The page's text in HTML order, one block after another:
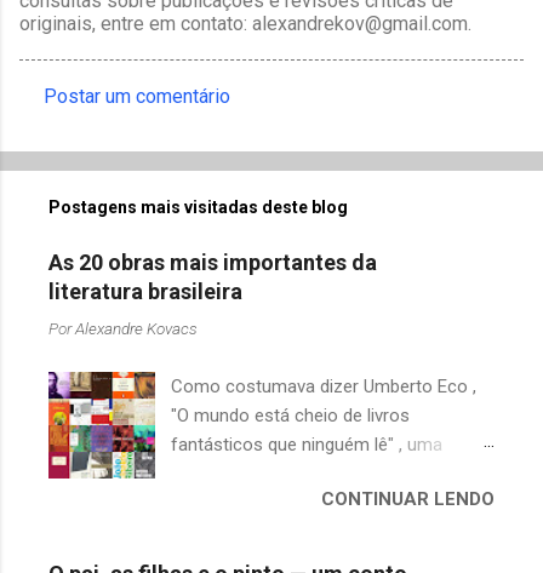
originais, entre em contato: alexandrekov@gmail.com.
o
n
t
á
o
s
Postar um comentário
Postagens mais visitadas deste blog
As 20 obras mais importantes da
literatura brasileira
PorAlexandre Kovacs
Como costumava dizer Umberto Eco ,
"O mundo está cheio de livros
fantásticos que ninguém lê" , uma
quando falamos de clássicos da
escritores brasileiros, somos forçados
CONTINUAR LENDO